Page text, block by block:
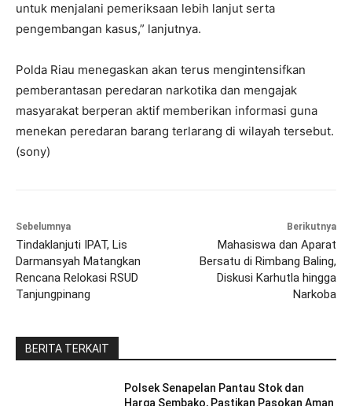
untuk menjalani pemeriksaan lebih lanjut serta
pengembangan kasus,” lanjutnya.
Polda Riau menegaskan akan terus mengintensifkan
pemberantasan peredaran narkotika dan mengajak
masyarakat berperan aktif memberikan informasi guna
menekan peredaran barang terlarang di wilayah tersebut.
(sony)
Sebelumnya
Tindaklanjuti IPAT, Lis
Darmansyah Matangkan
Rencana Relokasi RSUD
Tanjungpinang
Berikutnya
Mahasiswa dan Aparat
Bersatu di Rimbang Baling,
Diskusi Karhutla hingga
Narkoba
BERITA TERKAIT
Polsek Senapelan Pantau Stok dan
Harga Sembako, Pastikan Pasokan Aman